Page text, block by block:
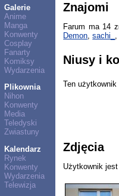
Galerie
Anime
Manga
Konwenty
Cosplay
Fanarty
Komiksy
Wydarzenia
Plikownia
Nihon
Konwenty
Media
Teledyski
Zwiastuny
Kalendarz
Rynek
Konwenty
Wydarzenia
Telewizja
Znajomi
Farum ma 14
Demon,sachi_
Niusy i
Ten użytkownik
Zdjęcia
Użytkownik